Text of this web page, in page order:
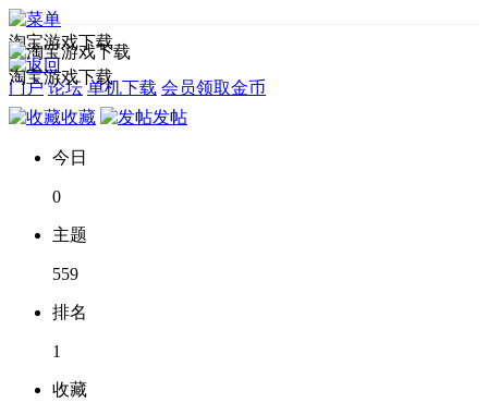
淘宝游戏下载
门户 论坛 单机下载 会员领取金币
淘宝游戏下载
收藏 发帖
今日
0
主题
559
排名
1
收藏